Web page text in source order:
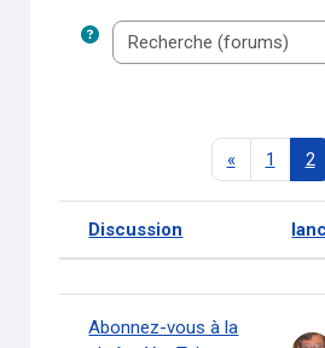
«Page1 Page 1
2
Statut
Discussion
Abonnez-vous à la